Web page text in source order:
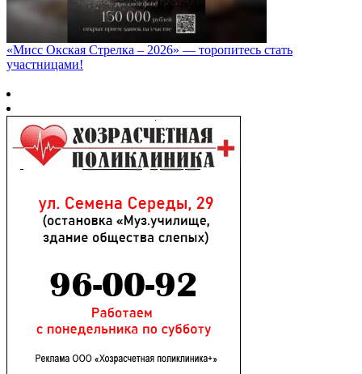
«Мисс Окская Стрелка – 2026» — торопитесь стать
участницами!